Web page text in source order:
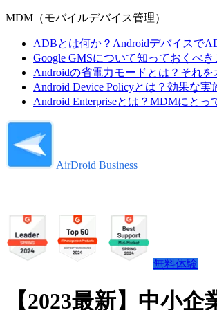
MDM（モバイルデバイス管理）
ADBとは何か？Androidデバイスで
Google GMSについて知っておくべき
Androidの省電力モードとは？それを
Android Device Policyとは？効果な実
Android Enterpriseとは？MDMにとっ
AirDroid Business
無料体験
【2023最新】中小